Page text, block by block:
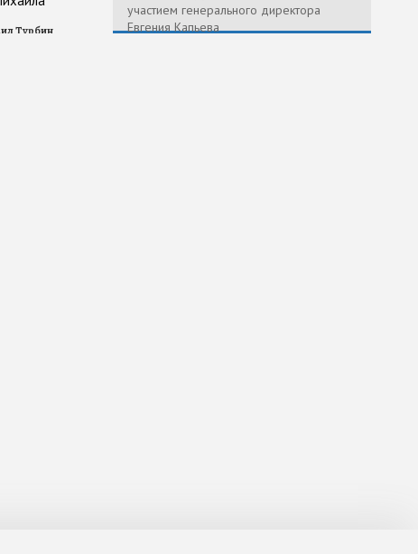
Турбин
участием генерального директора
Евгения Капьева